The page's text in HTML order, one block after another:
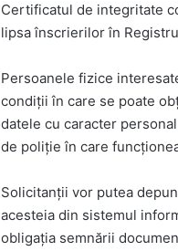
Certificatul de integritate
lipsa înscrierilor în
Persoanele fizice
condiții în care se poate
datele cu caracter
de poliție în care
Solicitanții vor putea
acesteia din sistemul
obligația semnării